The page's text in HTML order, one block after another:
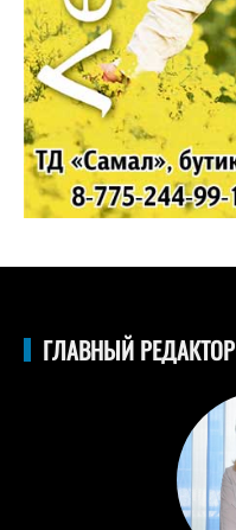
ГЛАВНЫЙ РЕДАКТОР